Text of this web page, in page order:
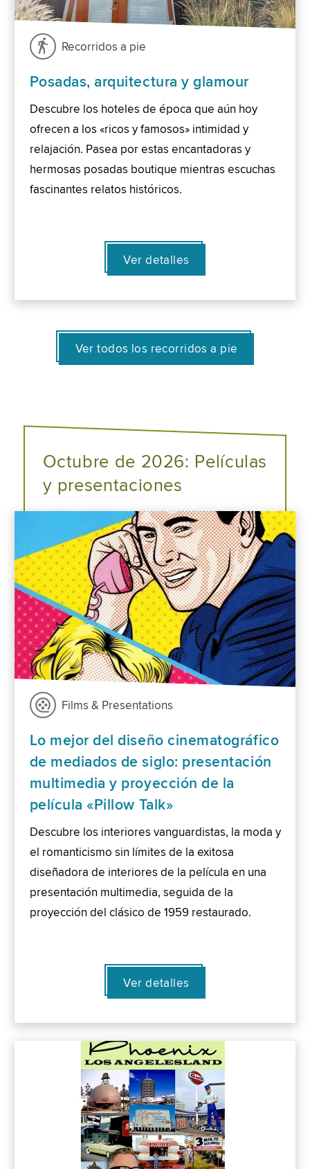
Recorridos a pie
Posadas, arquitectura y glamour
Descubre los hoteles de época que aún hoy
ofrecen a los «ricos y famosos» intimidad y
relajación. Pasea por estas encantadoras y
hermosas posadas boutique mientras escuchas
fascinantes relatos históricos.
Ver detalles
Ver todos los recorridos a pie
Octubre de 2026: Películas
y presentaciones
Films & Presentations
Lo mejor del diseño cinematográfico
de mediados de siglo: presentación
multimedia y proyección de la
película «Pillow Talk»
Descubre los interiores vanguardistas, la moda y
el romanticismo sin límites de la exitosa
diseñadora de interiores de la película en una
presentación multimedia, seguida de la
proyección del clásico de 1959 restaurado.
Ver detalles